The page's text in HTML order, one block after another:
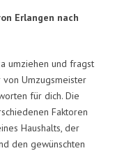
Erlangen nach
umziehen und fragst
von Umzugsmeister
für dich. Die
Faktoren
Haushalts, der
den gewünschten